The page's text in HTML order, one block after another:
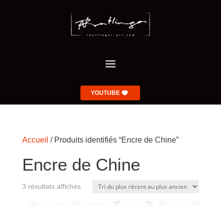
YOUTUBE
Accueil / Produits identifiés “Encre de Chine”
Encre de Chine
3 résultats affichésTrié